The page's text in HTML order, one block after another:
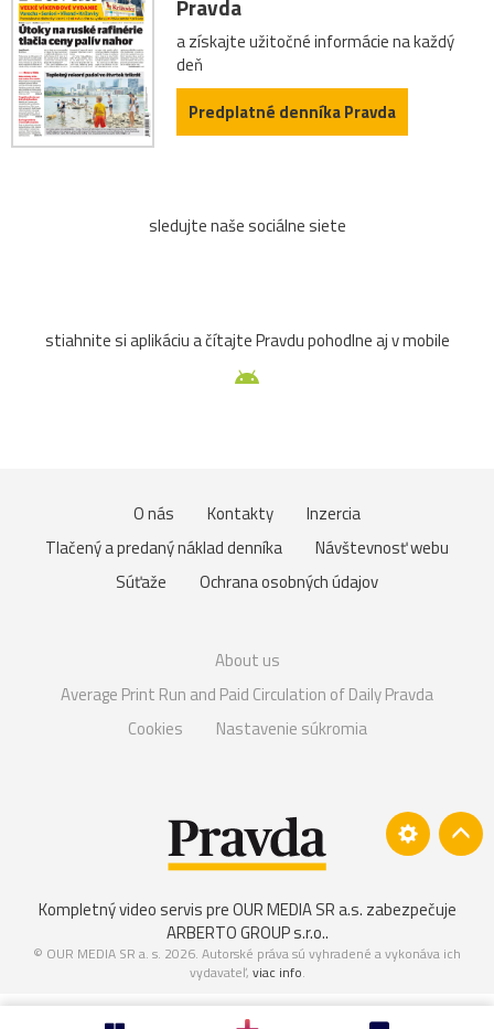
Pravda
a získajte užitočné informácie na každý
deň
Predplatné denníka Pravda
sledujte naše sociálne siete
stiahnite si aplikáciu a čítajte Pravdu pohodlne aj v mobile
O nás Kontakty
Inzercia
Tlačený a predaný náklad denníka
Návštevnosť webu
Súťaže
Ochrana osobných údajov
About us
Average Print Run and Paid Circulation of Daily Pravda
Cookies
Nastavenie súkromia
Kompletný video servis pre OUR MEDIA SR a.s. zabezpečuje
ARBERTO GROUP s.r.o..
© OUR MEDIA SR a. s. 2026. Autorské práva sú vyhradené a vykonáva ich
vydavateľ, viac info.